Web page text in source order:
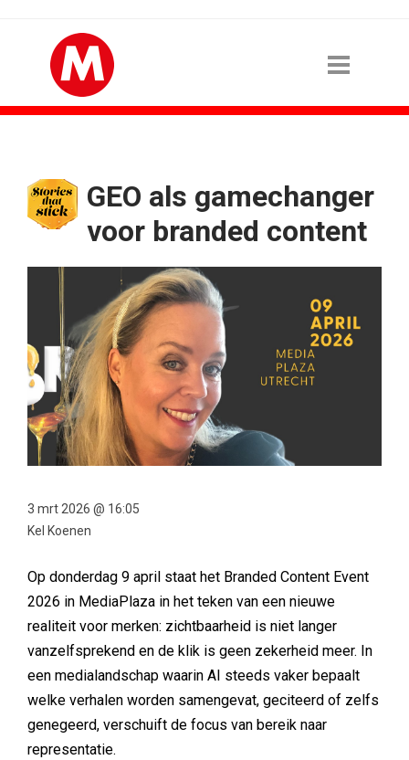
GEO als gamechanger
voor branded content
3 mrt 2026 @ 16:05
Kel Koenen
Op donderdag 9 april staat het Branded Content Event
2026 in MediaPlaza in het teken van een nieuwe
realiteit voor merken: zichtbaarheid is niet langer
vanzelfsprekend en de klik is geen zekerheid meer. In
een medialandschap waarin AI steeds vaker bepaalt
welke verhalen worden samengevat, geciteerd of zelfs
genegeerd, verschuift de focus van bereik naar
representatie.